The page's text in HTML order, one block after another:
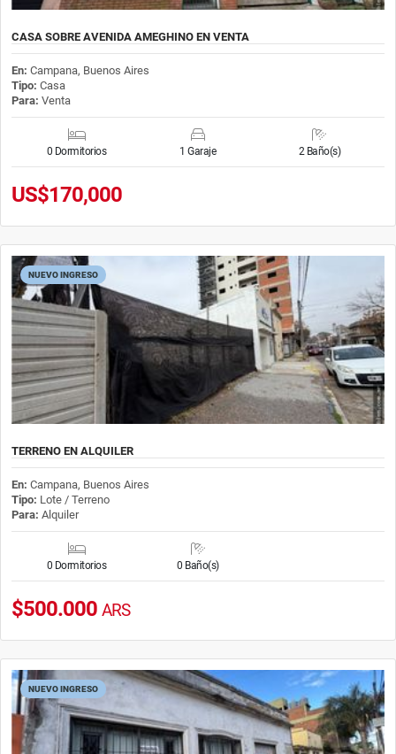
CASA SOBRE AVENIDA AMEGHINO EN VENTA
En: Campana, Buenos Aires
Tipo: Casa
Para: Venta
0 Dormitorios 1 Garaje 2 Baño(s)
US$170,000
NUEVO INGRESO
TERRENO EN ALQUILER
En: Campana, Buenos Aires
Tipo: Lote / Terreno
Para: Alquiler
0 Dormitorios 0 Baño(s)
$500.000 ARS
NUEVO INGRESO